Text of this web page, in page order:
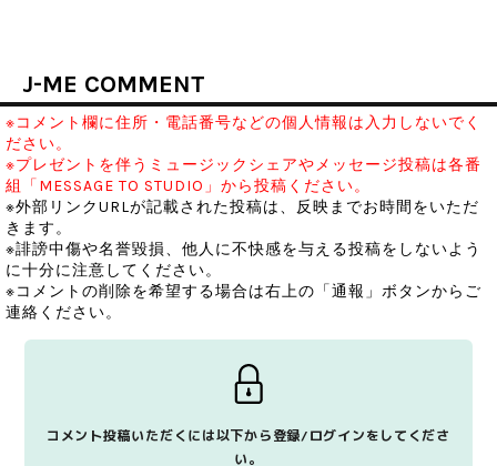
J-ME COMMENT
※コメント欄に住所・電話番号などの個人情報は入力しないでく
ださい。
※プレゼントを伴うミュージックシェアやメッセージ投稿は各番
組「MESSAGE TO STUDIO」から投稿ください。
※外部リンクURLが記載された投稿は、反映までお時間をいただ
きます。
※誹謗中傷や名誉毀損、他人に不快感を与える投稿をしないよう
に十分に注意してください。
※コメントの削除を希望する場合は右上の「通報」ボタンからご
連絡ください。
コメント投稿いただくには以下から登録/ログインをしてくださ
い。